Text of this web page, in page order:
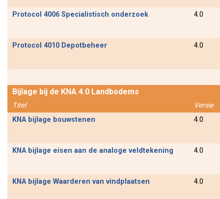
Protocol 4006 Specialistisch onderzoek 4.0
Protocol 4010 Depotbeheer 4.0
Bijlage bij de KNA 4.0 Landbodems
Titel
Versie
KNA bijlage bouwstenen
4.0
KNA bijlage eisen aan de analoge veldtekening 4.0
KNA bijlage Waarderen van vindplaatsen 4.0